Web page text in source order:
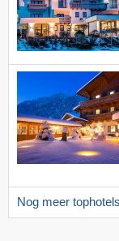
Nog meer tophotels